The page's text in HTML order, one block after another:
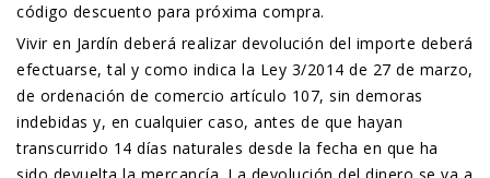
código descuento para próxima compra.
Vivir en Jardín deberá realizar devolución del importe deberá
efectuarse, tal y como indica la Ley 3/2014 de 27 de marzo,
de ordenación de comercio artículo 107, sin demoras
indebidas y, en cualquier caso, antes de que hayan
transcurrido 14 días naturales desde la fecha en que ha